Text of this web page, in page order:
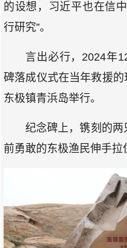
的设想，习近平也在信
行研究”。
言出必行，2024年
碑落成仪式在当年救援
东极镇青浜岛举行。
纪念碑上，镌刻的
前勇敢的东极渔民伸手拉